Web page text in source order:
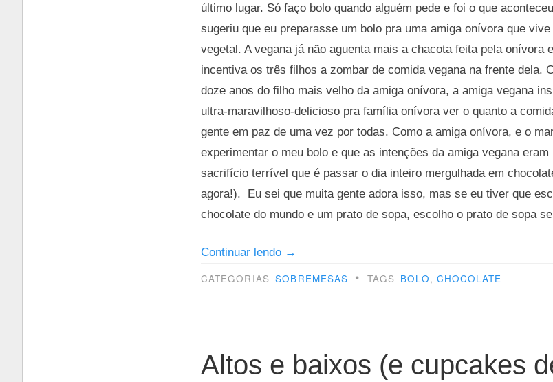
último lugar. Só faço bolo quando alguém pede e foi o que
sugeriu que eu preparasse um bolo pra uma amiga onívora que
vegetal. A vegana já não aguenta mais a chacota feita pela onívora
incentiva os três filhos a zombar de comida vegana na frente dela.
doze anos do filho mais velho da amiga onívora, a amiga vegana
ultra-maravilhoso-delicioso pra família onívora ver o quanto a
gente em paz de uma vez por todas. Como a amiga onívora, e o
experimentar o meu bolo e que as intenções da amiga vegana
sacrifício terrível que é passar o dia inteiro mergulhada em
agora!). Eu sei que muita gente adora isso, mas se eu tiver que
chocolate do mundo e um prato de sopa, escolho o prato de sopa
Continuar lendo “Despedida”
→
CATEGORIAS SOBREMESAS • TAGS BOLO, CHOCOLATE
Altos e baixos (e cupcakes